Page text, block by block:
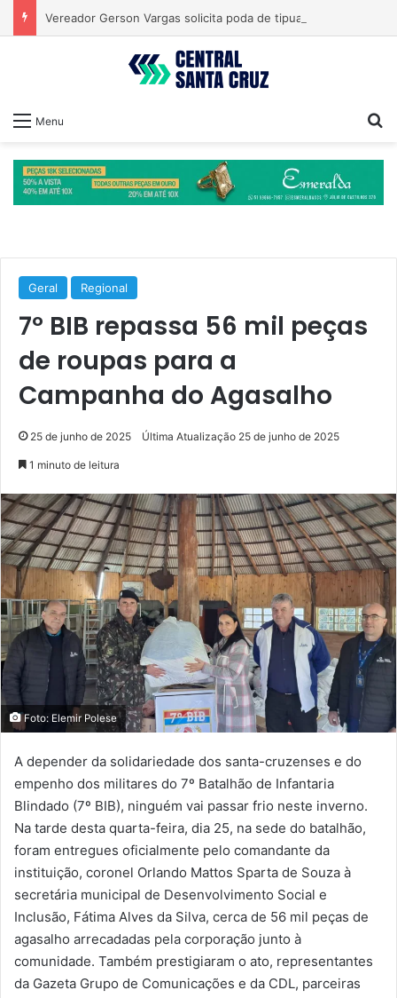
Menu
Geral Regional
7º BIB repassa 56 mil peças
de roupas para a
Campanha do Agasalho
25 de junho de 2025 Última Atualização 25 de junho de 2025
1 minuto de leitura
Foto: Elemir Polese
A depender da solidariedade dos santa-cruzenses e do
empenho dos militares do 7º Batalhão de Infantaria
Blindado (7º BIB), ninguém vai passar frio neste inverno.
Na tarde desta quarta-feira, dia 25, na sede do batalhão,
foram entregues oficialmente pelo comandante da
instituição, coronel Orlando Mattos Sparta de Souza à
secretária municipal de Desenvolvimento Social e
Inclusão, Fátima Alves da Silva, cerca de 56 mil peças de
agasalho arrecadadas pela corporação junto à
comunidade. Também prestigiaram o ato, representantes
da Gazeta Grupo de Comunicações e da CDL, parceiras